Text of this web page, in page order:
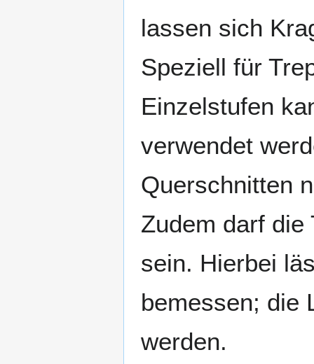
lassen sich
Speziell für
Einzelstufen
verwendet
Querschnitten
Zudem darf die
sein. Hierbei
bemessen; die
werden.